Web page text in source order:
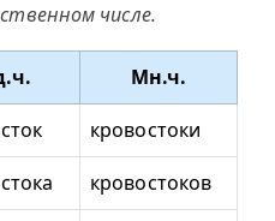
числе.
Мн.ч.
кровостоки
кровостоков